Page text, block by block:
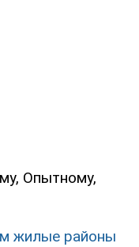
Опытному,
жилые районы